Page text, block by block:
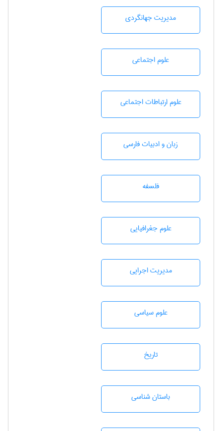
مديريت جهانگردی
علوم اجتماعی
علوم ارتباطات اجتماعی
زبان و ادبيات فارسی
فلسفه
علوم جغرافيايی
مديريت اجرايی
علوم سياسی
تاريخ
باستان شناسی